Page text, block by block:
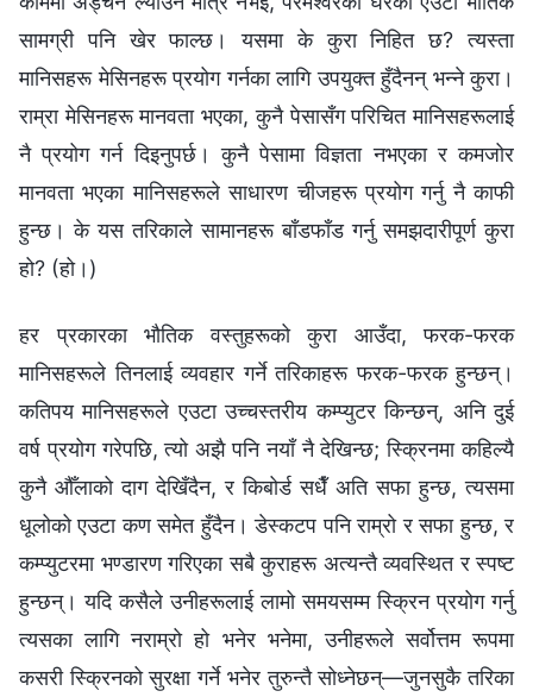
सामग्री पनि खेर फाल्छ। यसमा के कुरा निहित छ? त्यस्ता
मानिसहरू मेसिनहरू प्रयोग गर्नका लागि उपयुक्त हुँदैनन् भन्‍ने कुरा।
राम्रा मेसिनहरू मानवता भएका, कुनै पेसासँग परिचित मानिसहरूलाई
नै प्रयोग गर्न दिइनुपर्छ। कुनै पेसामा विज्ञता नभएका र कमजोर
मानवता भएका मानिसहरूले साधारण चीजहरू प्रयोग गर्नु नै काफी
हुन्छ। के यस तरिकाले सामानहरू बाँडफाँड गर्नु समझदारीपूर्ण कुरा
हो? (हो।)
हर प्रकारका भौतिक वस्तुहरूको कुरा आउँदा, फरक-फरक
मानिसहरूले तिनलाई व्यवहार गर्ने तरिकाहरू फरक-फरक हुन्छन्।
कतिपय मानिसहरूले एउटा उच्चस्तरीय कम्प्युटर किन्छन्, अनि दुई
वर्ष प्रयोग गरेपछि, त्यो अझै पनि नयाँ नै देखिन्छ; स्क्रिनमा कहिल्यै
कुनै औँलाको दाग देखिँदैन, र किबोर्ड सधैँ अति सफा हुन्छ, त्यसमा
धूलोको एउटा कण समेत हुँदैन। डेस्कटप पनि राम्रो र सफा हुन्छ, र
कम्प्युटरमा भण्डारण गरिएका सबै कुराहरू अत्यन्तै व्यवस्थित र स्पष्ट
हुन्छन्। यदि कसैले उनीहरूलाई लामो समयसम्म स्क्रिन प्रयोग गर्नु
त्यसका लागि नराम्रो हो भनेर भनेमा, उनीहरूले सर्वोत्तम रूपमा
कसरी स्क्रिनको सुरक्षा गर्ने भनेर तुरुन्तै सोध्नेछन्—जुनसुकै तरिका